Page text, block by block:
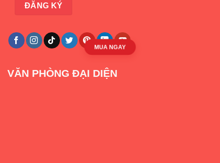
VĂN PHÒNG ĐẠI DIỆN
MUA NGAY